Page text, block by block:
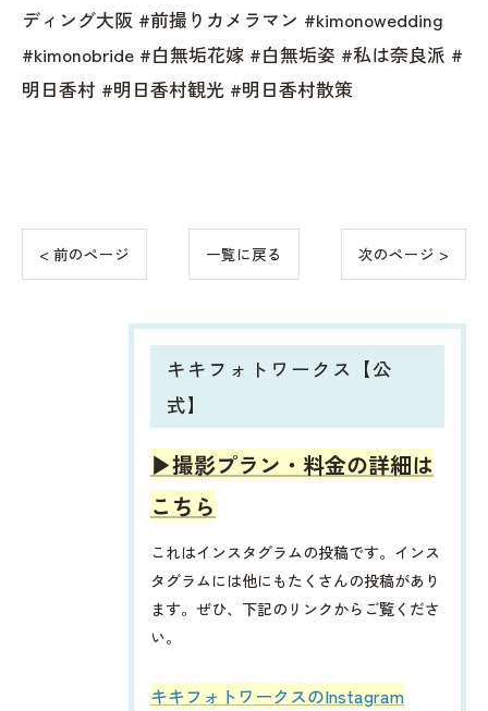
ディング大阪 #前撮りカメラマン #kimonowedding
#kimonobride #白無垢花嫁 #白無垢姿 #私は奈良派 #
明日香村 #明日香村観光 #明日香村散策
< 前のページ 一覧に戻る 次のページ >
キキフォトワークス【公
式】
▶︎撮影プラン・料金の詳細は
こちら
これはインスタグラムの投稿です。インス
タグラムには他にもたくさんの投稿があり
ます。ぜひ、下記のリンクからご覧くださ
い。
​​​​キキフォトワークスのInstagram